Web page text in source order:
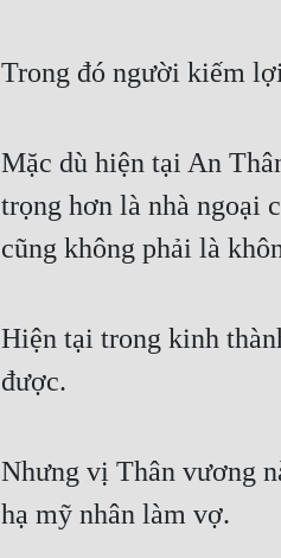
Trong đó người kiếm
Mặc dù hiện tại An
trọng hơn là nhà ngoại
cũng không phải là
Hiện tại trong kinh
được.
Nhưng vị Thân vương
hạ mỹ nhân làm vợ.